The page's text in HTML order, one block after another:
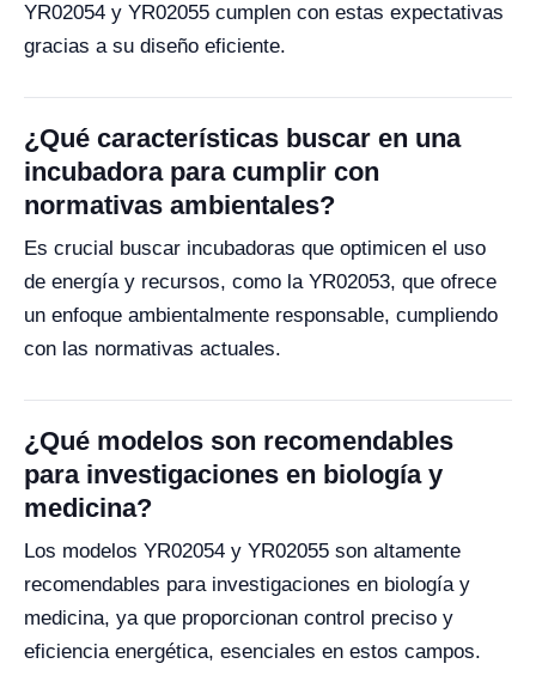
YR02054 y YR02055 cumplen con estas expectativas
gracias a su diseño eficiente.
¿Qué características buscar en una
incubadora para cumplir con
normativas ambientales?
Es crucial buscar incubadoras que optimicen el uso
de energía y recursos, como la YR02053, que ofrece
un enfoque ambientalmente responsable, cumpliendo
con las normativas actuales.
¿Qué modelos son recomendables
para investigaciones en biología y
medicina?
Los modelos YR02054 y YR02055 son altamente
recomendables para investigaciones en biología y
medicina, ya que proporcionan control preciso y
eficiencia energética, esenciales en estos campos.